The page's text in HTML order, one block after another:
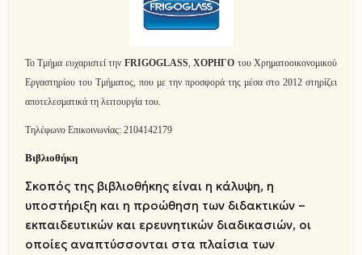
Το Τμήμα ευχαριστεί την FRIGOGLASS, ΧΟΡΗΓΟ του Χρηματοοικονομικού
Εργαστηρίου του Τμήματος, που με την προσφορά της μέσα στο 2012 στηρίζει
αποτελεσματικά τη λειτουργία του.
Τηλέφωνο Επικοινωνίας: 2104142179
Βιβλιοθήκη
Σκοπός της βιβλιοθήκης είναι η κάλυψη, η
υποστήριξη και η προώθηση των διδακτικών –
εκπαιδευτικών και ερευνητικών διαδικασιών, οι
οποίες αναπτύσσονται στα πλαίσια των